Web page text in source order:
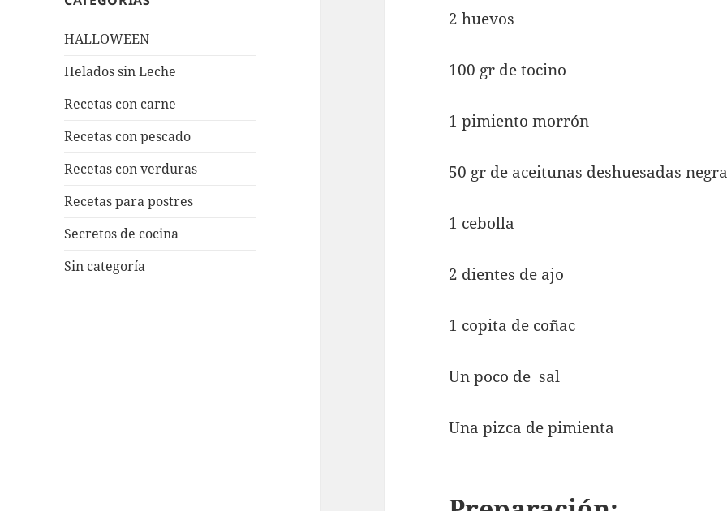
HALLOWEEN
Helados sin Leche
Recetas con carne
Recetas con pescado
Recetas con verduras
Recetas para postres
Secretos de cocina
Sin categoría
2 huevos
100 gr de tocino
1 pimiento morrón
50 gr de aceitunas deshuesadas
1 cebolla
2 dientes de ajo
1 copita de coñac
Un poco de sal
Una pizca de pimienta